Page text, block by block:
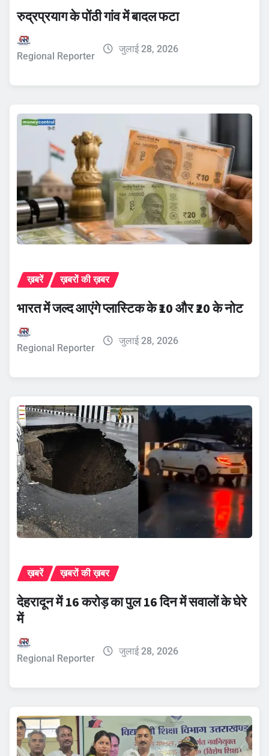
रुद्रप्रयाग के पोंठी गांव में बादल फटा
Regional Reporter
जुलाई 28, 2026
ख़बरें ख़बरों की ख़बर
भारत में जल्द आएंगे प्लास्टिक के ₹10 और ₹20 के नोट
Regional Reporter
जुलाई 28, 2026
ख़बरें ख़बरों की ख़बर
देहरादून में 16 करोड़ का पुल 16 दिन में सवालों के घेरे
में
Regional Reporter
जुलाई 28, 2026